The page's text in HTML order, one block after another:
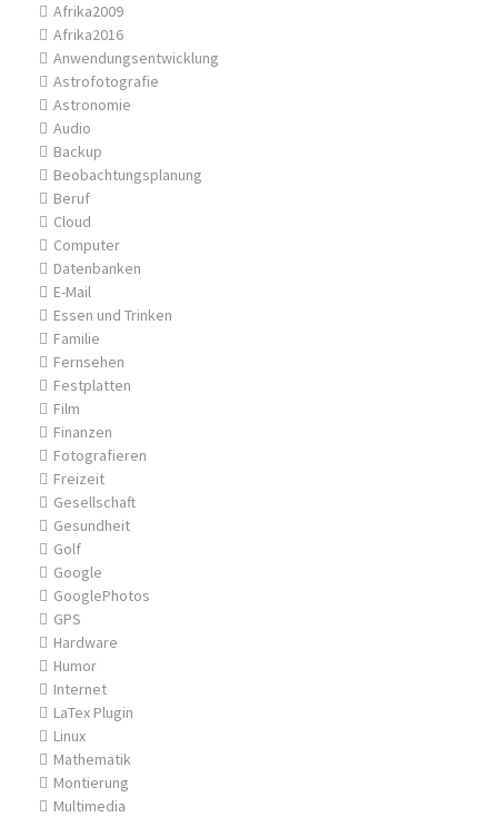
Afrika2009
Afrika2016
Anwendungsentwicklung
Astrofotografie
Astronomie
Audio
Backup
Beobachtungsplanung
Beruf
Cloud
Computer
Datenbanken
E-Mail
Essen und Trinken
Familie
Fernsehen
Festplatten
Film
Finanzen
Fotografieren
Freizeit
Gesellschaft
Gesundheit
Golf
Google
GooglePhotos
GPS
Hardware
Humor
Internet
LaTex Plugin
Linux
Mathematik
Montierung
Multimedia